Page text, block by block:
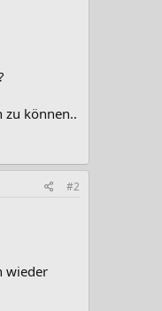
zu können..
#2
wieder